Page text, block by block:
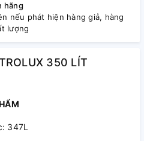
hãng
nếu phát hiện hàng giả, hàng
lượng
350 LÍT
347L